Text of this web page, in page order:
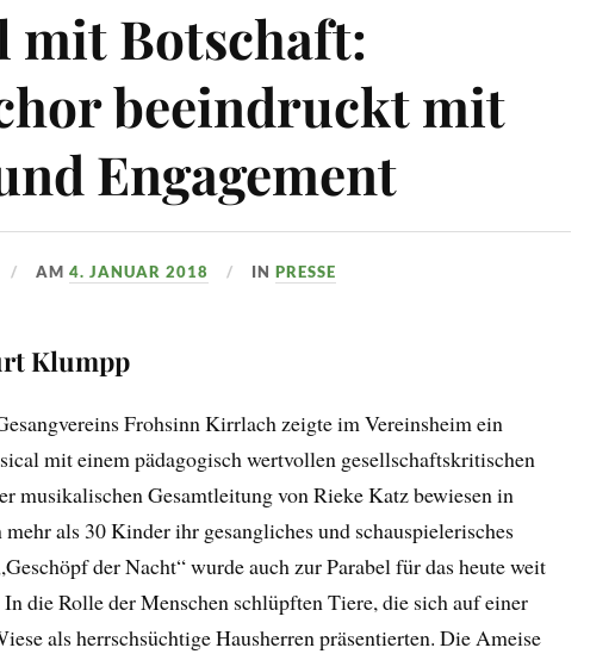
mit Botschaft:
beeindruckt mit
Engagement
AM4. JANUAR 2018 INPRESSE
Klumpp
Frohsinn Kirrlach zeigte im Vereinsheim ein
mit einem pädagogisch wertvollen gesellschaftskritischen
musikalischen Gesamtleitung von Rieke Katz bewiesen in
als 30 Kinder ihr gesangliches und schauspielerisches
der Nacht“ wurde auch zur Parabel für das heute weit
die Rolle der Menschen schlüpften Tiere, die sich auf einer
als herrschsüchtige Hausherren präsentierten. Die Ameise